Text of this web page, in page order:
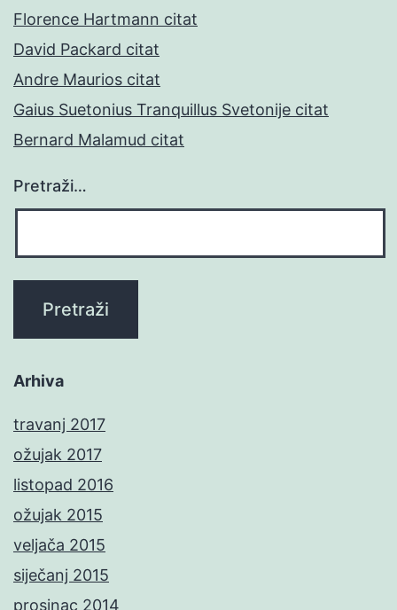
Florence Hartmann citat
David Packard citat
Andre Maurios citat
Gaius Suetonius Tranquillus Svetonije citat
Bernard Malamud citat
Pretraži…
Arhiva
travanj 2017
ožujak 2017
listopad 2016
ožujak 2015
veljača 2015
siječanj 2015
prosinac 2014